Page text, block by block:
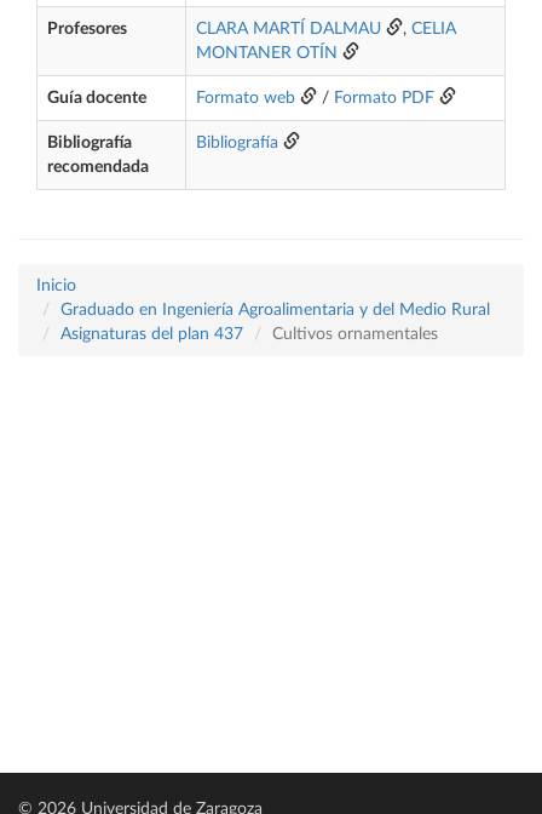
Profesores CLARA MARTÍ DALMAU , CELIA
MONTANER OTÍN
Guía docente Formato web / Formato PDF
Bibliografía
recomendada
Bibliografía
Inicio
Graduado en Ingeniería Agroalimentaria y del Medio Rural
Asignaturas del plan 437
Cultivos ornamentales
© 2026 Universidad de Zaragoza